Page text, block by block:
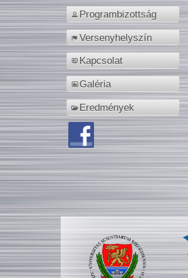
Programbizottság
Versenyhelyszín
Kapcsolat
Galéria
Eredmények